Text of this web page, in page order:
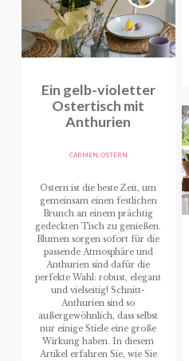
Ein gelb-violetter
Ostertisch mit
Anthurien
CARMEN,OSTERN
Ostern ist die beste Zeit, um
gemeinsam einen festlichen
Brunch an einem prächtig
gedeckten Tisch zu genießen.
Blumen sorgen sofort für die
passende Atmosphäre und
Anthurien sind dafür die
perfekte Wahl: robust, elegant
und vielseitig! Schnitt-
Anthurien sind so
außergewöhnlich, dass selbst
nur einige Stiele eine große
Wirkung haben. In diesem
Artikel erfahren Sie, wie Sie